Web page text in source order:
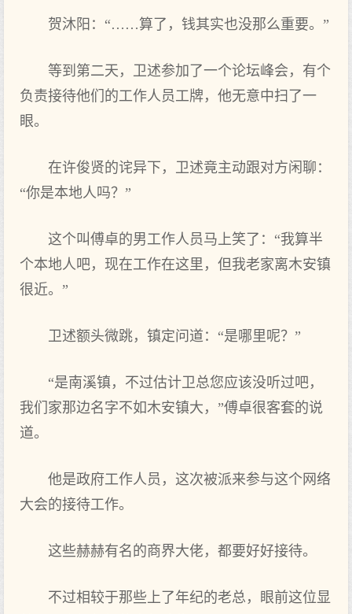
贺沐阳：“……算了，钱其实也没那么重要。”
等到第二天，卫述参加了一个论坛峰会，有个
负责接待他们的工作人员工牌，他无意中扫了一
眼。
在许俊贤的诧异下，卫述竟主动跟对方闲聊：
“你是本地人吗？”
这个叫傅卓的男工作人员马上笑了：“我算半
个本地人吧，现在工作在这里，但我老家离木安镇
很近。”
卫述额头微跳，镇定问道：“是哪里呢？”
“是南溪镇，不过估计卫总您应该没听过吧，
我们家那边名字不如木安镇大，”傅卓很客套的说
道。
他是政府工作人员，这次被派来参与这个网络
大会的接待工作。
这些赫赫有名的商界大佬，都要好好接待。
不过相较于那些上了年纪的老总，眼前这位显